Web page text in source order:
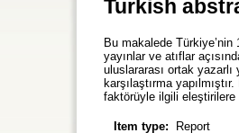
Turkish
Bu makalede Türkiye’nin
yayınlar ve atıflar
uluslararası ortak yazarlı
karşılaştırma
faktörüyle ilgili eleştirilere
Item type:
Report